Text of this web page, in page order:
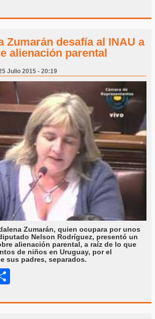
Zumarán desafía al INAU a
alienación parental
Julio 2015 - 20:19
Zumarán, quien ocupara por unos
Nelson Rodríguez, presentó un
alienación parental, a raíz de lo que
de niños en Uruguay, por el
sus padres, separados.